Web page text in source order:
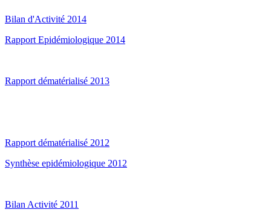
Bilan d'Activité 2014
Rapport Epidémiologique 2014
Rapport dématérialisé 2013
Rapport dématérialisé 2012
Synthèse epidémiologique 2012
Bilan Activité 2011